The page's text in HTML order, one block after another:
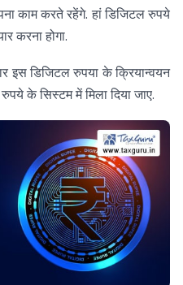
काम करते रहेंगे. हां डिजिटल रुपये
करना होगा.
इस डिजिटल रुपया के क्रियान्वयन
के सिस्टम में मिला दिया जाए.